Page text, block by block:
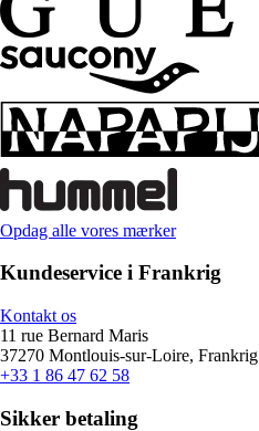
Opdag alle vores mærker
Kundeservice i Frankrig
Kontakt os
11 rue Bernard Maris
37270 Montlouis-sur-Loire, Frankrig
+33 1 86 47 62 58
Sikker betaling